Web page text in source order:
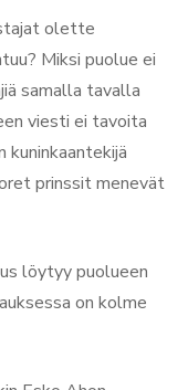
olette
Miksi puolue ei
samalla tavalla
viesti ei tavoita
prinssit menevät
löytyy puolueen
on kolme